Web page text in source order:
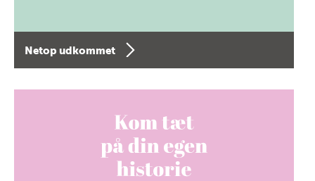
Netop udkommet